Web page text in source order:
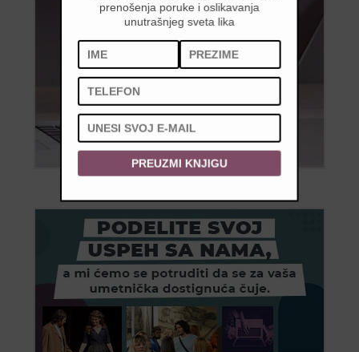
prenošenja poruke i oslikavanja
unutrašnjeg sveta lika
PREUZMI KNJIGU